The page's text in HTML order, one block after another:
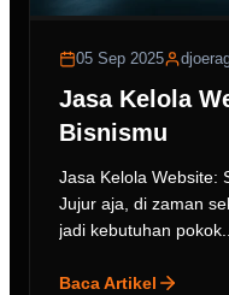
05 Sep 2025
Jasa Kelola
Bisnismu
Jasa Kelola Website:
Jujur aja, di zaman
jadi kebutuhan pokok...
Baca Artikel